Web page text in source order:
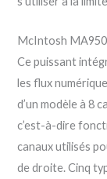
McIntosh
Ce puissant
les flux
d’un modèle à 8
c’est-à-dire
canaux utilisés
de droite. Cinq